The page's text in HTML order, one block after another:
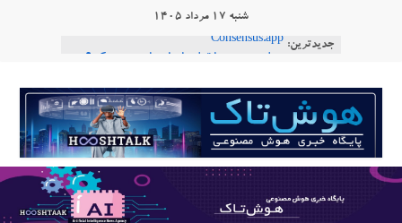
شنبه ۱۷ مرداد ۱۴۰۵
جدیدترین: Consensus.app
طبیعی فارسی
ربات «Aru» محصول شرکت فرانسوی Nio
Robotics
ربات T‑800
هوشتاک
پایگاه